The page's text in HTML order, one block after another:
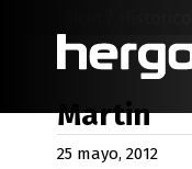
contenido
Martin
25 mayo, 2012